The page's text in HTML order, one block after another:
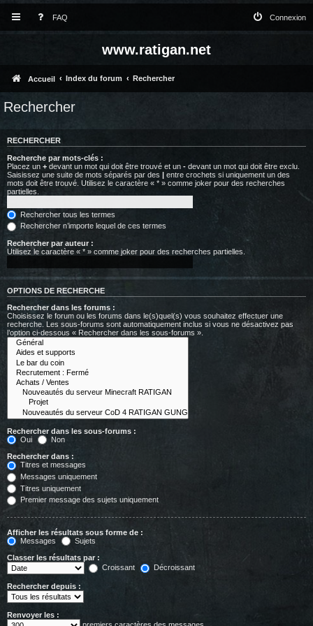
FAQ Connexion
www.ratigan.net
Accueil Index du forum Rechercher
Rechercher
RECHERCHER
Recherche par mots-clés :
Placez un + devant un mot qui doit être trouvé et un - devant un mot qui doit être exclu.
Saisissez une suite de mots séparés par des | entre crochets si uniquement un des
mots doit être trouvé. Utilisez le caractère « * » comme joker pour des recherches
partielles.
Rechercher tous les termes
Rechercher n’importe lequel de ces termes
Rechercher par auteur :
Utilisez le caractère « * » comme joker pour des recherches partielles.
OPTIONS DE RECHERCHE
Rechercher dans les forums :
Choisissez le forum ou les forums dans le(s)quel(s) vous souhaitez effectuer une
recherche. Les sous-forums sont automatiquement inclus si vous ne désactivez pas
l’option ci-dessous « Rechercher dans les sous-forums ».
Rechercher dans les sous-forums :
Oui
Non
Rechercher dans :
Titres et messages
Messages uniquement
Titres uniquement
Premier message des sujets uniquement
Afficher les résultats sous forme de :
Messages
Sujets
Classer les résultats par :
Croissant
Décroissant
Rechercher depuis :
Renvoyer les :